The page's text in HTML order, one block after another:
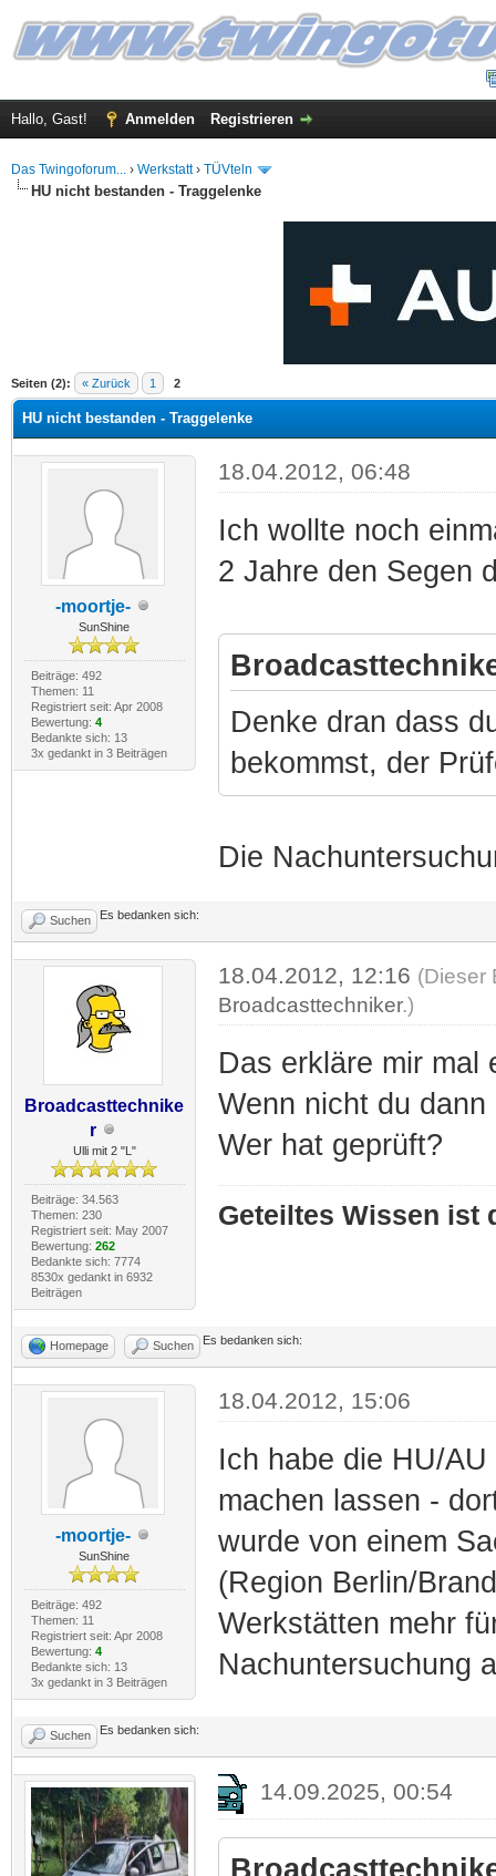
Hallo, Gast! Anmelden Registrieren
Das Twingoforum... › Werkstatt› TÜVteln
HU nicht bestanden - Traggelenke
Seiten (2): « Zurück 1 2
Durchschnitt
HU nicht bestanden - Traggelenke
-moortje-
SunShine
Beiträge: 492
Themen: 11
Registriert seit: Apr 2008
Bewertung: 4
Bedankte sich: 13
3x gedankt in 3 Beiträgen
18.04.2012, 06:48
Ich wollte noch
2 Jahre den Segen
Denke dran dass
bekommst, der
Die
Suchen Es bedanken sich:
Broadcasttechnike
r
Ulli mit 2 "L"
Beiträge: 34.563
Themen: 230
Registriert seit: May 2007
Bewertung: 262
Bedankte sich: 7774
8530x gedankt in 6932
Beiträgen
18.04.2012, 12:16 (Dieser
Broadcasttechniker.)
Das erkläre mir mal
Wenn nicht du
Wer hat geprüft?
Geteiltes Wissen ist
Homepage Suchen Es bedanken sich:
-moortje-
SunShine
Beiträge: 492
Themen: 11
Registriert seit: Apr 2008
Bewertung: 4
Bedankte sich: 13
3x gedankt in 3 Beiträgen
18.04.2012, 15:06
Ich habe die HU/
machen lassen -
wurde von einem
(Region Berlin/
Werkstätten mehr
Nachuntersuchung
Suchen Es bedanken sich:
14.09.2025, 00:54